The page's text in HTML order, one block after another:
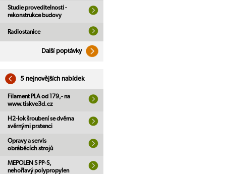
Studie proveditelnosti -
rekonstrukce budovy
Radiostanice
Další poptávky
5 nejnovějších nabídek
Filament PLA od 179,- na
www.tiskve3d.cz
H2-lok šroubení se dvěma
svěrnými prstenci
Opravy a servis
obráběcích strojů
MEPOLEN S PP-S,
nehořlavý polypropylen